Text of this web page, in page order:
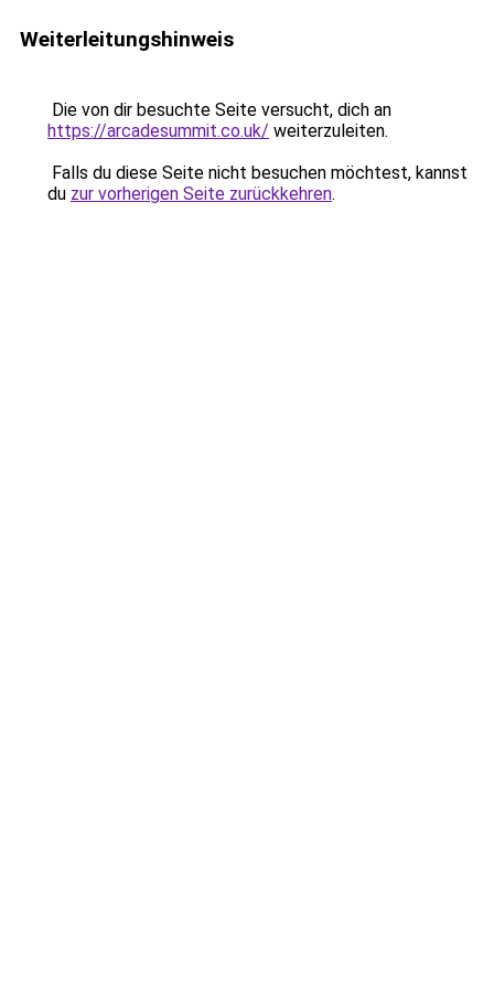
Weiterleitungshinweis
Die von dir besuchte Seite versucht, dich an
https://arcadesummit.co.uk/ weiterzuleiten.
Falls du diese Seite nicht besuchen möchtest, kannst
du zur vorherigen Seite zurückkehren.